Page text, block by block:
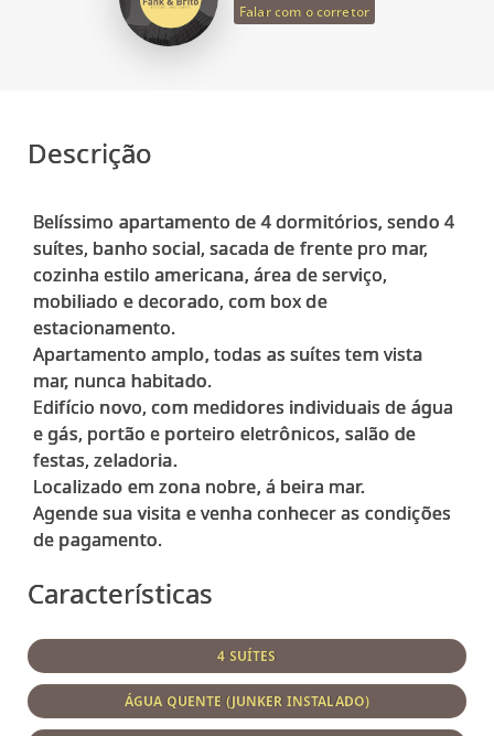
Falar com o corretor
Descrição
Belíssimo apartamento de 4 dormitórios, sendo 4
suítes, banho social, sacada de frente pro mar,
cozinha estilo americana, área de serviço,
mobiliado e decorado, com box de
estacionamento.
Apartamento amplo, todas as suítes tem vista
mar, nunca habitado.
Edifício novo, com medidores individuais de água
e gás, portão e porteiro eletrônicos, salão de
festas, zeladoria.
Localizado em zona nobre, á beira mar.
Agende sua visita e venha conhecer as condições
de pagamento.
Características
4 SUÍTES
ÁGUA QUENTE (JUNKER INSTALADO)